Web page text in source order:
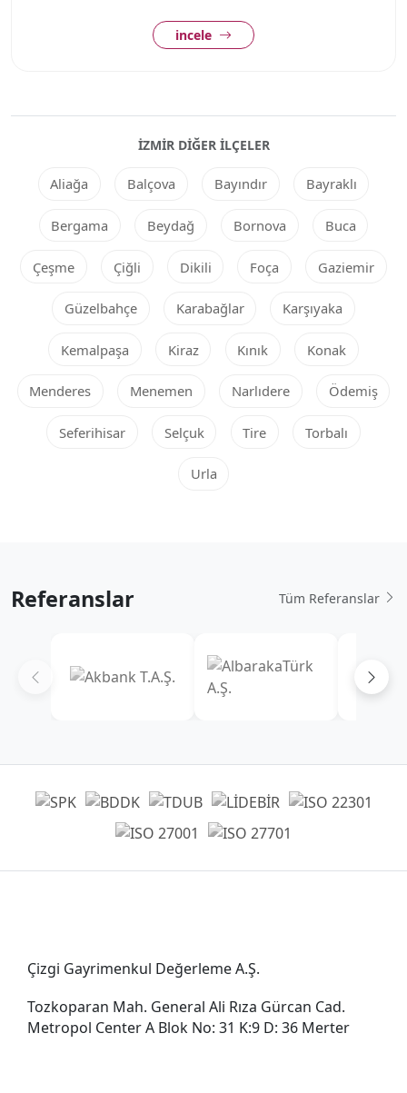
incele
İZMIR DIĞER ILÇELER
Aliağa Balçova Bayındır Bayraklı
Bergama Beydağ Bornova Buca
Çeşme Çiğli Dikili Foça Gaziemir
Güzelbahçe Karabağlar Karşıyaka
Kemalpaşa Kiraz Kınık Konak
Menderes Menemen Narlıdere Ödemiş
Seferihisar Selçuk Tire Torbalı
Urla
Referanslar Tüm Referanslar
Çizgi Gayrimenkul Değerleme A.Ş.
Tozkoparan Mah. General Ali Rıza Gürcan Cad.
Metropol Center A Blok No: 31 K:9 D: 36 Merter